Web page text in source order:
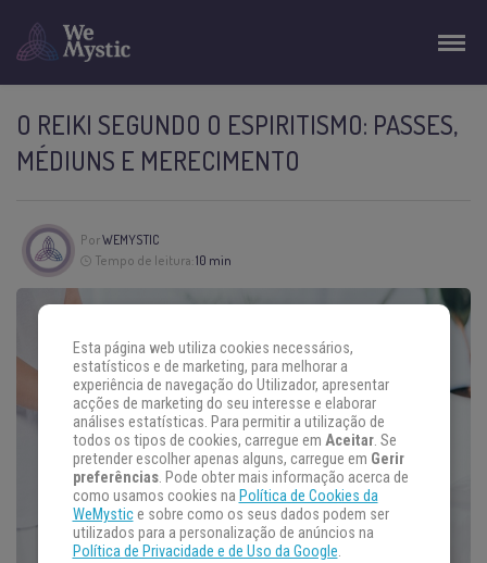
O REIKI SEGUNDO O ESPIRITISMO: PASSES,
MÉDIUNS E MERECIMENTO
PorWEMYSTIC
Tempo de leitura:10 min
Esta página web utiliza cookies necessários,
estatísticos e de marketing, para melhorar a
experiência de navegação do Utilizador, apresentar
acções de marketing do seu interesse e elaborar
análises estatísticas. Para permitir a utilização de
todos os tipos de cookies, carregue em Aceitar. Se
pretender escolher apenas alguns, carregue em Gerir
preferências. Pode obter mais informação acerca de
como usamos cookies na Política de Cookies da
WeMystice sobre como os seus dados podem ser
utilizados para a personalização de anúncios na
Política de Privacidade e de Uso da Google.